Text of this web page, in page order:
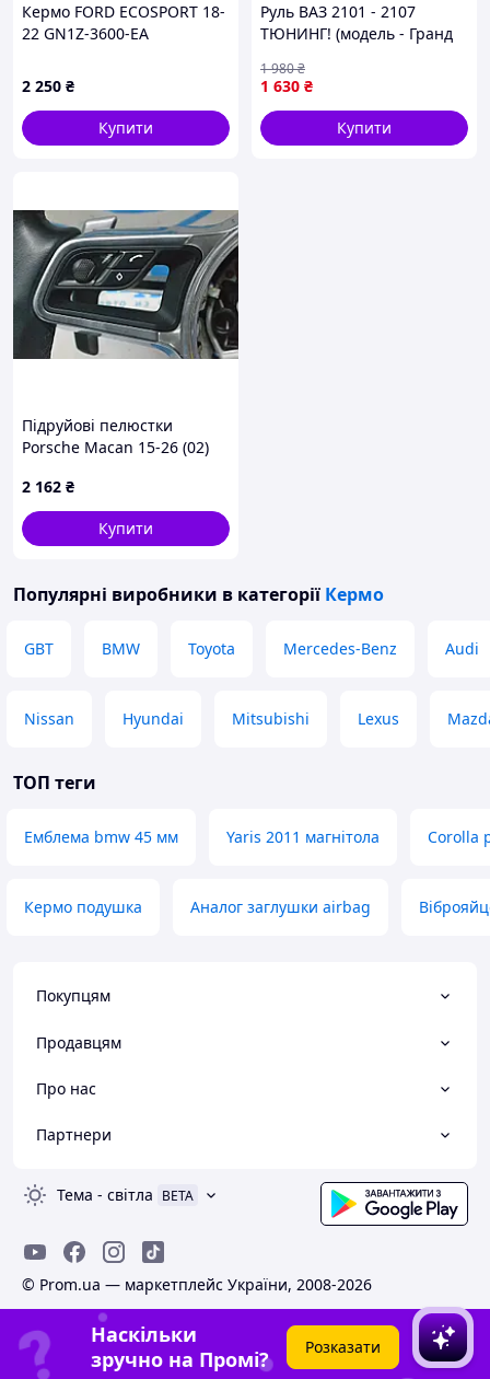
Кермо FORD ECOSPORT 18-
22 GN1Z-3600-EA
2 250 ₴
Купити
Руль ВАЗ 2101 - 2107
ТЮНИНГ! (модель - Гранд
Завод) Диаметр ф35см ПД
153712
1 630 ₴
1 980₴
Купити
Підруйові пелюстки
Porsche Macan 15-26 (02)
2 162 ₴
Купити
Популярні виробники в категорії Кермо
GBT BMW Toyota Mercedes-Benz Audi
Nissan Hyundai Mitsubishi Lexus
ТОП теги
Емблема bmw 45 мм Yaris 2011 магнітола Corolla
Кермо подушка Аналог заглушки airbag
Покупцям
Продавцям
Про нас
Партнери
Тема - світла BETA
© Prom.ua — маркетплейс України, 2008-2026
Наскільки
зручно на Промі?
Розказати